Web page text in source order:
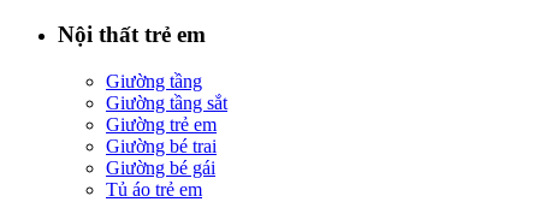
Nội thất trẻ em
Giường tầng
Giường tầng sắt
Giường trẻ em
Giường bé trai
Giường bé gái
Tủ áo trẻ em